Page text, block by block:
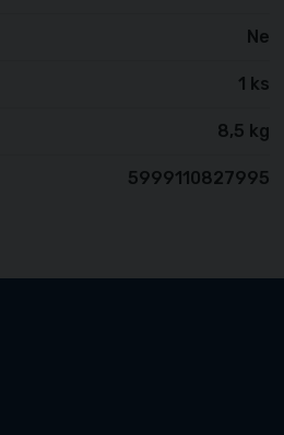
Ne
1 ks
8,5 kg
5999110827995